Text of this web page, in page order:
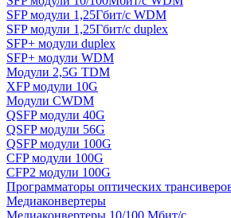
SFP модули 1,25Гбит/с WDM
SFP модули 1,25Гбит/с duplex
SFP+ модули duplex
SFP+ модули WDM
Модули 2,5G TDM
XFP модули 10G
Модули CWDM
QSFP модули 40G
QSFP модули 56G
QSFP модули 100G
CFP модули 100G
CFP2 модули 100G
Программаторы оптических
Медиаконвертеры
Медиаконвертеры 10/100 Мбит/с